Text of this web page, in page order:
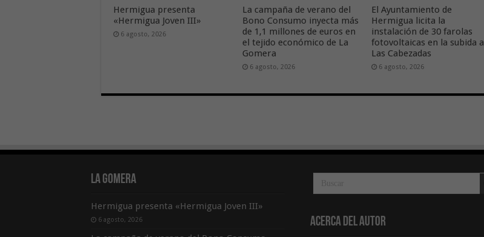
Hermigua presenta
«Hermigua Joven III»
6 agosto, 2026
La campaña de verano del
Bono Consumo inyecta más
de 1,1 millones de euros en
el tejido económico de La
Gomera
6 agosto, 2026
El Ayuntamiento de
Hermigua licita la
instalación de 30 farolas
fotovoltaicas en la subida a
Las Cabezadas
6 agosto, 2026
La Gomera
Hermigua presenta «Hermigua Joven III»
6 agosto, 2026 Acerca del Autor